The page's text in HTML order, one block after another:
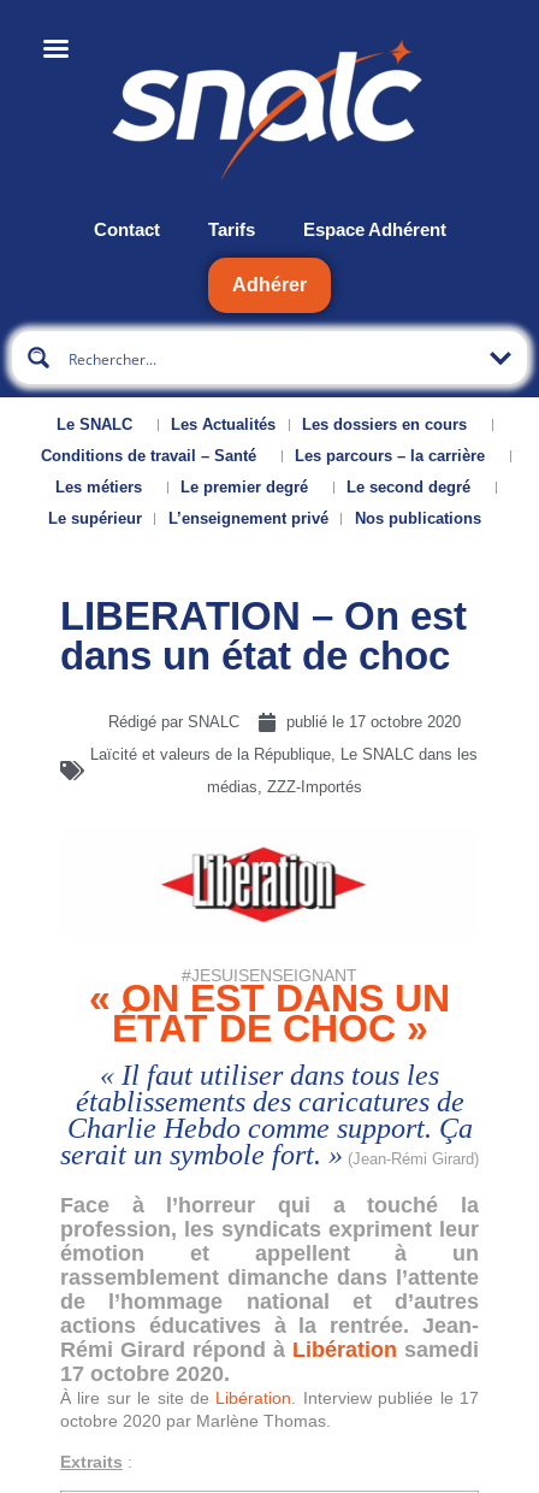
Contact Tarifs Espace Adhérent
Adhérer
Le SNALC Les Actualités
Les dossiers en cours
Conditions de travail – Santé
Les parcours – la carrière
Les métiers
Le premier degré
Le second degré
Le supérieur
L’enseignement privé Nos publications
LIBERATION – On est
dans un état de choc
Rédigé par SNALC publié le 17 octobre 2020
Laïcité et valeurs de la République, Le SNALC dans les
médias, ZZZ-Importés
#JESUISENSEIGNANT
« ON EST DANS UN
ÉTAT DE CHOC »
« Il faut utiliser dans tous les
établissements des caricatures de
Charlie Hebdocomme support. Ça
serait un symbole fort. » (Jean-Rémi Girard)
Face à l’horreur qui a touché la
profession, les syndicats expriment leur
émotion et appellent à un
rassemblement dimanche dans l’attente
de l’hommage national et d’autres
actions éducatives à la rentrée. Jean-
Rémi Girard répond à Libération samedi
17 octobre 2020.
À lire sur le site de Libération . Interview publiée le 17
octobre 2020 par Marlène Thomas.
Extraits :